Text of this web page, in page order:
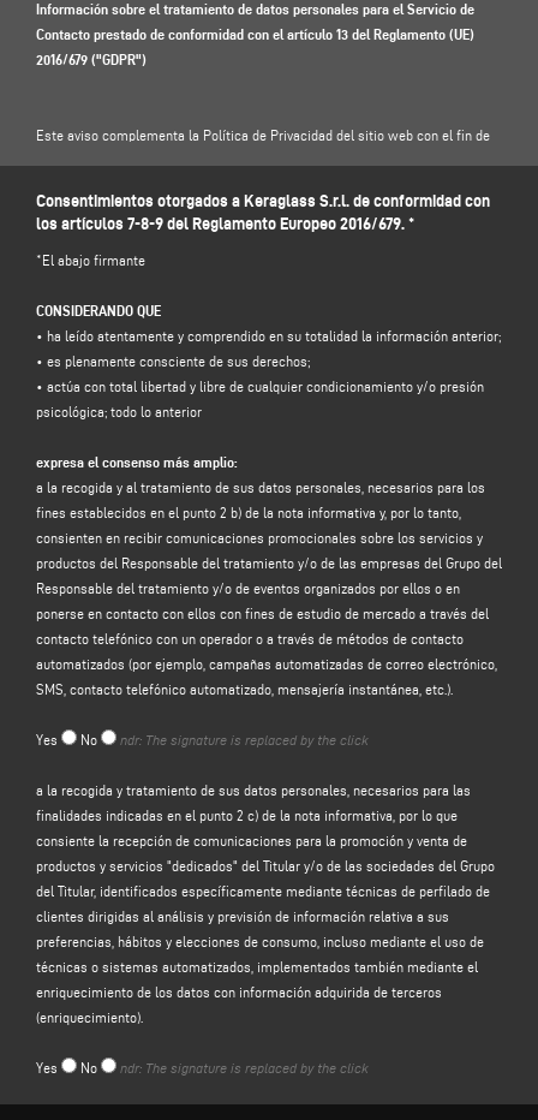
Información sobre el tratamiento de datos personales para el Servicio de
Contacto prestado de conformidad con el artículo 13 del Reglamento (UE)
2016/679 ("GDPR")
Este aviso complementa la Política de Privacidad del sitio web con el fin de
tanto, le invitamos a leer nuestra Política de Privacidad .
https://www.keraglass.com/es/pagina/privacy-and-policy
DATOS
Responsable del tratamiento: Keraglass S.r.l., en la persona de su
representante legal pro tempore, con domicilio social en Via Sassogattone,
13/A 42031 Baiso (RE) - Italia, e-mailinfo@keraglass.com, C.F. / p. IVA
02611750353.
Responsable de la protección de datos (RPD): Dr. Donato Eugenio Caccavella,
dirección de correo electrónico:dpo.voilap@amicadpo.eu
2. DATOS PERSONALES TRATADOS, FINALIDAD DEL TRATAMIENTO Y BASE
JURÍDICA
El Responsable del tratamiento tratará sus datos personales de
identificación y de contacto (tales como: nombre, apellidos, razón social,
dirección, ciudad, código postal, provincia, estado, dirección de correo
electrónico, número de teléfono) facilitados directamente por usted al
cumplimentar el formulario de recogida de datos de la sección"CONTACTOS"
"Sitio").
personales con la finalidad de:
a) responder a su mensaje o solicitud de informaciónenviada a través de
este formulario, por ejemplo, para obtener información sobre los productos o
servicios ofrecidos (incluido el envío de invitaciones gratuitas y material
informativo de la empresa), y para obtener una cotización, etc.; la base legal
para este propósito es el interés legítimo del Controlador en el sentido del
artículo 6, apartado 1, letra f), del GDPR para ser identificado en la expectativa
razonable de que usted esperaría que sus datos personales fueran
procesados por el Controlador para responder a su solicitud de contacto;
b) enviarle comunicaciones promocionales sobre los servicios y productos
Consentimientos otorgados a Keraglass S.r.l. de conformidad con
los artículos 7-8-9 del Reglamento Europeo 2016/679. *
*El abajo firmante
CONSIDERANDO QUE
• ha leído atentamente y comprendido en su totalidad la información anterior;
• es plenamente consciente de sus derechos;
• actúa con total libertad y libre de cualquier condicionamiento y/o presión
psicológica; todo lo anterior
expresa el consenso más amplio:
a la recogida y al tratamiento de sus datos personales, necesarios para los
fines establecidos en el punto 2 b) de la nota informativa y, por lo tanto,
consienten en recibir comunicaciones promocionales sobre los servicios y
productos del Responsable del tratamiento y/o de las empresas del Grupo del
Responsable del tratamiento y/o de eventos organizados por ellos o en
ponerse en contacto con ellos con fines de estudio de mercado a través del
contacto telefónico con un operador o a través de métodos de contacto
automatizados (por ejemplo, campañas automatizadas de correo electrónico,
SMS, contacto telefónico automatizado, mensajería instantánea, etc.).
Yes No ndr: The signature is replaced by the click
a la recogida y tratamiento de sus datos personales, necesarios para las
finalidades indicadas en el punto 2 c) de la nota informativa, por lo que
consiente la recepción de comunicaciones para la promoción y venta de
productos y servicios "dedicados" del Titular y/o de las sociedades del Grupo
del Titular, identificados específicamente mediante técnicas de perfilado de
clientes dirigidas al análisis y previsión de información relativa a sus
preferencias, hábitos y elecciones de consumo, incluso mediante el uso de
técnicas o sistemas automatizados, implementados también mediante el
enriquecimiento de los datos con información adquirida de terceros
(enriquecimiento).
Yes No ndr: The signature is replaced by the click